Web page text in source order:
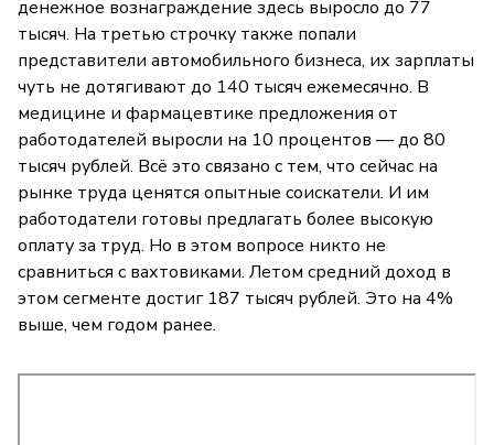
денежное вознаграждение здесь выросло до 77
тысяч. На третью строчку также попали
представители автомобильного бизнеса, их зарплаты
чуть не дотягивают до 140 тысяч ежемесячно. В
медицине и фармацевтике предложения от
работодателей выросли на 10 процентов — до 80
тысяч рублей. Всё это связано с тем, что сейчас на
рынке труда ценятся опытные соискатели. И им
работодатели готовы предлагать более высокую
оплату за труд. Но в этом вопросе никто не
сравниться с вахтовиками. Летом средний доход в
этом сегменте достиг 187 тысяч рублей. Это на 4%
выше, чем годом ранее.